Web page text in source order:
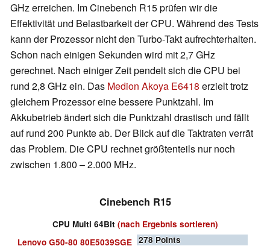
GHz erreichen. Im Cinebench R15 prüfen wir die
Effektivität und Belastbarkeit der CPU. Während des Tests
kann der Prozessor nicht den Turbo-Takt aufrechterhalten.
Schon nach einigen Sekunden wird mit 2,7 GHz
gerechnet. Nach einiger Zeit pendelt sich die CPU bei
rund 2,8 GHz ein. Das Medion Akoya E6418 erzielt trotz
gleichem Prozessor eine bessere Punktzahl. Im
Akkubetrieb ändert sich die Punktzahl drastisch und fällt
auf rund 200 Punkte ab. Der Blick auf die Taktraten verrät
das Problem. Die CPU rechnet größtenteils nur noch
zwischen 1.800 – 2.000 MHz.
Cinebench R15
CPU Multi 64Bit (nach Ergebnis sortieren)
Lenovo G50-80 80E5039SGE 278 Points